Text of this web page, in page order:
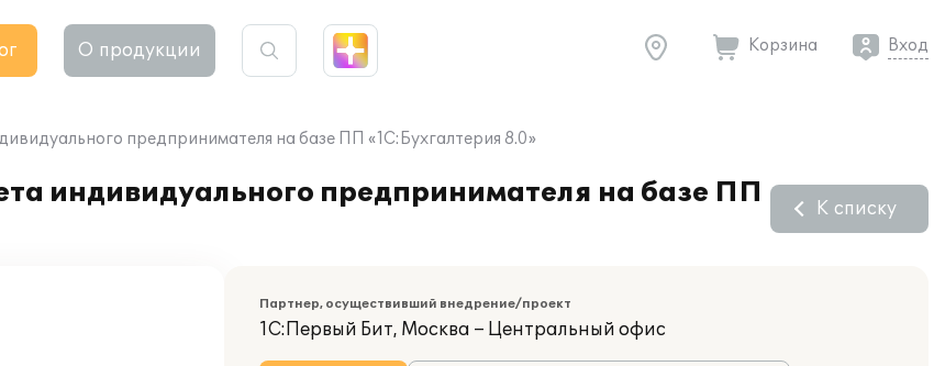
О продукции Корзина Вход
предпринимателя на базе ПП «1С:Бухгалтерия 8.0»
индивидуального предпринимателя на базе ПП
К списку
Партнер, осуществивший внедрение/проект
1С:Первый Бит, Москва – Центральный офис